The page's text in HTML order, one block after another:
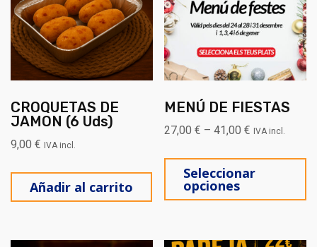
CROQUETAS DE
JAMON (6 Uds)
9,00 € IVA incl.
Añadir al carrito
MENÚ DE FIESTAS
27,00€ –41,00€ IVA incl.
Seleccionar
opciones